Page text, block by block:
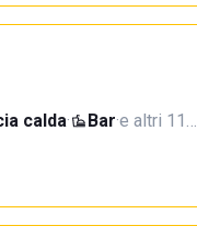
calda· Bar·e altri 11…